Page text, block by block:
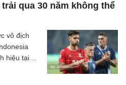
qua 30 năm không thể
vô địch
hiệu tại
chức.